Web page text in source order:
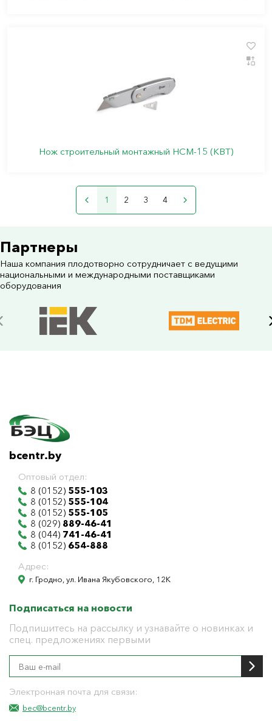
Нож строительный монтажный HCM-15 (КВТ)
1 2 3 4
Партнеры
Наша компания плодотворно сотрудничает с ведущими
национальными и международными поставщиками
оборудования
bcentr.by
Оптовый отдел:
8 (0152) 555-103
8 (0152) 555-104
8 (0152) 555-105
8 (029) 889-46-41
8 (044) 741-46-41
8 (0152) 654-888
Адрес:
г. Гродно, ул. Ивана Якубовского, 12К
Подписаться на новости
Подпишитесь на рассылку и узнавайте о новинках и
спец. предложениях первыми
Электронная почта для связи:
bec@bcentr.by